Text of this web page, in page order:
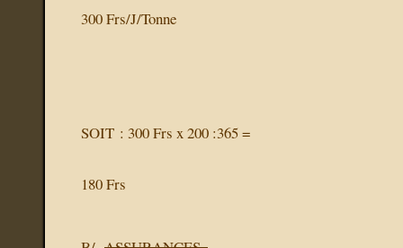
300 Frs/J/Tonne
SOIT : 300 Frs x 200 :365 =
180 Frs